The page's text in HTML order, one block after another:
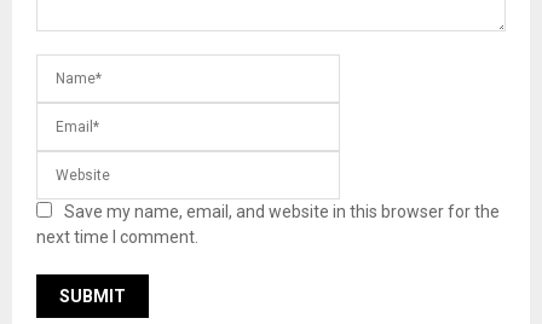
Save my name, email, and website in this browser for the
next time I comment.